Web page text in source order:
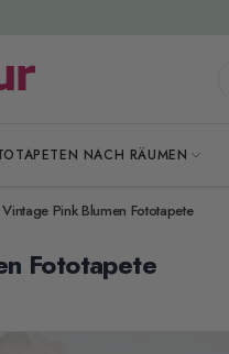
NACH RÄUMEN
Vintage Pink Blumen Fototapete
Fototapete